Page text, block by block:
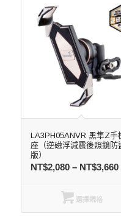
LA3PH05ANVR 黑隼Z手
座（逆磁浮減震後照鏡防
版）
NT$2,080– NT$3,660
選擇規格